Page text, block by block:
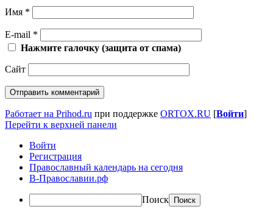
Имя *
E-mail *
Нажмите галочку (защита от спама)
Сайт
Работает на Prihod.ru при поддержке ORTOX.RU [Войти]
Перейти к верхней панели
Войти
Регистрация
Православный календарь на сегодня
В-Православии.рф
Поиск